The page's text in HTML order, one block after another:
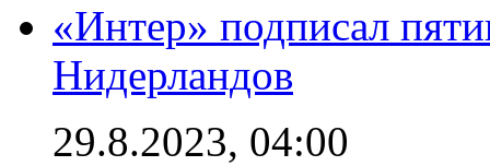
«Интер» подписал
Нидерландов
29.8.2023, 04:00